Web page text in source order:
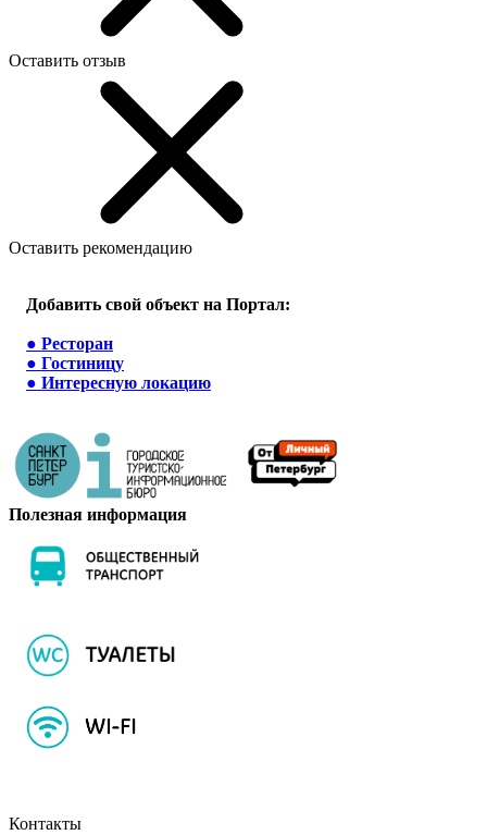
Оставить отзыв
Оставить рекомендацию
Добавить свой объект на Портал:
● Ресторан
● Гостиницу
● Интересную локацию
Полезная информация
Контакты